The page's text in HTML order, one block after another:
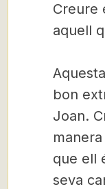
Creure
aquell
bon
Joan.
que ell
seva